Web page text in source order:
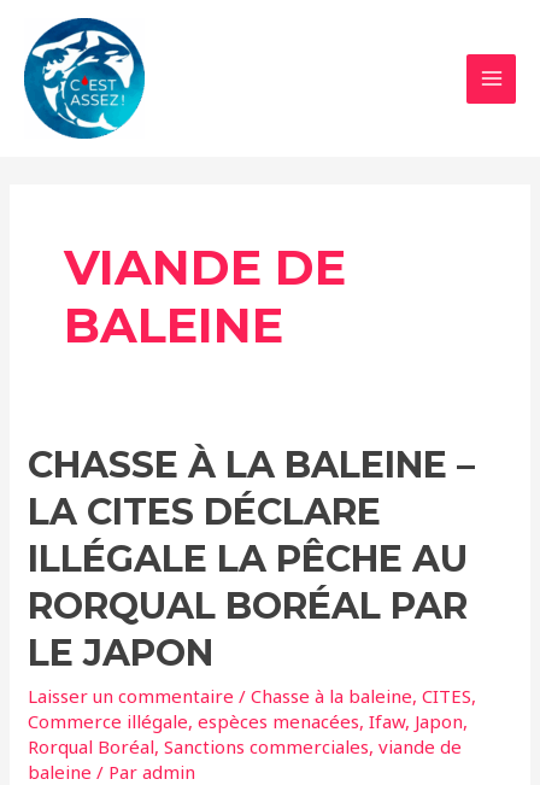
contenu
VIANDE DE
BALEINE
CHASSE À LA BALEINE –
LA CITES DÉCLARE
ILLÉGALE LA PÊCHE AU
RORQUAL BORÉAL PAR
LE JAPON
Laisser un commentaire /Chasse à la baleine,CITES,
Commerce illégale,espèces menacées,Ifaw, Japon,
Rorqual Boréal,Sanctions commerciales,viande de
baleine / Paradmin